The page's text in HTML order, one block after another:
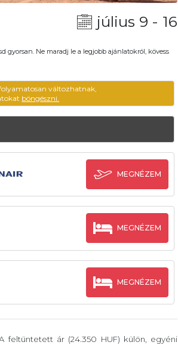
július 9 - 16
gyorsan. Ne maradj le a legjobb ajánlatokról, kövess
változhatnak,
böngészni.
MEGNÉZEM
MEGNÉZEM
MEGNÉZEM
feltüntetett ár (24.350 HUF) külön, egyéni